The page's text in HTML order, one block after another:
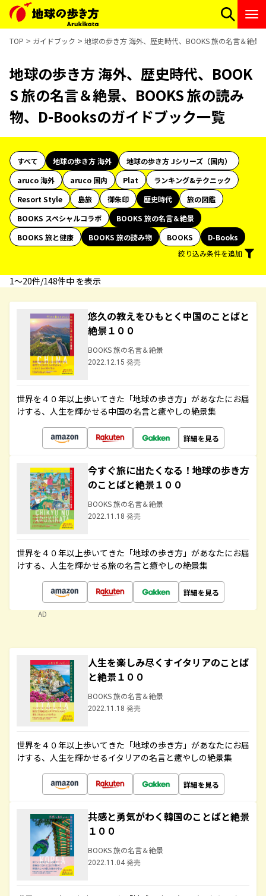
TOP ガイドブック 地球の歩き方 海外、歴史時代、BOOKS 旅の名言＆絶
地球の歩き方 海外、歴史時代、BOOK
S 旅の名言＆絶景、BOOKS 旅の読み
物、D-Booksのガイドブック一覧
すべて 地球の歩き方 海外
地球の歩き方 Jシリーズ（国内）
aruco 海外
aruco 国内 Plat
ランキング&テクニック
Resort Style
島旅 御朱印 歴史時代
旅の図鑑
BOOKS スペシャルコラボ
BOOKS 旅の名言＆絶景
BOOKS 旅と健康
BOOKS 旅の読み物 BOOKS
D-Books
絞り込み条件を追加
1〜20件/148件中 を表示
悠久の教えをひもとく中国のことばと
絶景１００
BOOKS 旅の名言＆絶景
2022.12.15 発売
世界を４０年以上歩いてきた「地球の歩き方」があなたにお届
けする、人生を輝かせる中国の名言と癒やしの絶景集
詳細を見る
今すぐ旅に出たくなる！地球の歩き方
のことばと絶景１００
BOOKS 旅の名言＆絶景
2022.11.18 発売
世界を４０年以上歩いてきた「地球の歩き方」があなたにお届
けする、人生を輝かせる旅の名言と癒やしの絶景集
詳細を見る
AD
人生を楽しみ尽くすイタリアのことば
と絶景１００
BOOKS 旅の名言＆絶景
2022.11.18 発売
世界を４０年以上歩いてきた「地球の歩き方」があなたにお届
けする、人生を輝かせるイタリアの名言と癒やしの絶景集
詳細を見る
共感と勇気がわく韓国のことばと絶景
１００
BOOKS 旅の名言＆絶景
2022.11.04 発売